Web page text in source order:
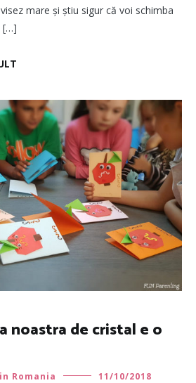
mare și știu sigur că voi schimba
[…]
noastra de cristal e o
Romania 11/10/2018